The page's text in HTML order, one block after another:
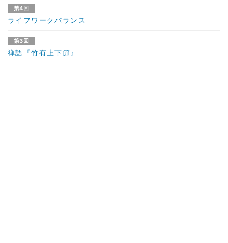
第4回
ライフワークバランス
第3回
禅語『竹有上下節』